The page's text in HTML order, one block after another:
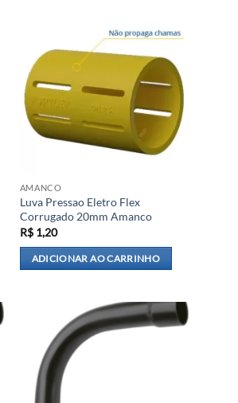
AMANCO
Luva Pressao Eletro Flex
Corrugado 20mm Amanco
R$1,20
ADICIONAR AO CARRINHO